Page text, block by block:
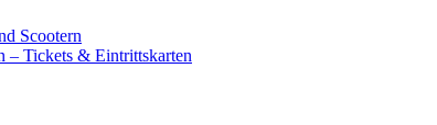
Scootern
– Tickets & Eintrittskarten